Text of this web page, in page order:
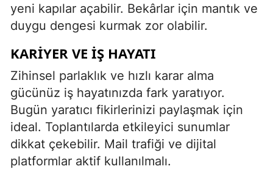
yeni kapılar açabilir. Bekârlar için mantık ve
duygu dengesi kurmak zor olabilir.
KARIYER VE IŞ HAYATI
Zihinsel parlaklık ve hızlı karar alma
gücünüz iş hayatınızda fark yaratıyor.
Bugün yaratıcı fikirlerinizi paylaşmak için
ideal. Toplantılarda etkileyici sunumlar
dikkat çekebilir. Mail trafiği ve dijital
platformlar aktif kullanılmalı.